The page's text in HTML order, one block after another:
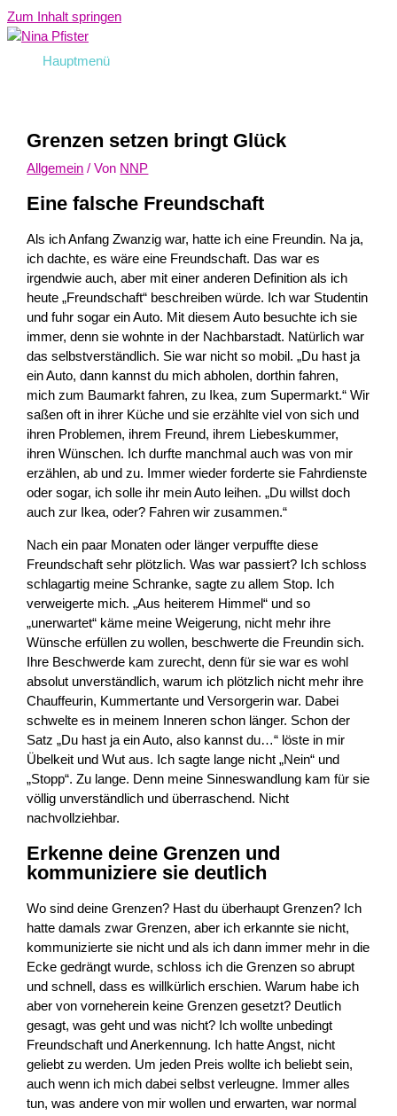
Zum Inhalt springen
Hauptmenü
Grenzen setzen bringt Glück
Allgemein / Von NNP
Eine falsche Freundschaft
Als ich Anfang Zwanzig war, hatte ich eine Freundin. Na ja,
ich dachte, es wäre eine Freundschaft. Das war es
irgendwie auch, aber mit einer anderen Definition als ich
heute „Freundschaft“ beschreiben würde. Ich war Studentin
und fuhr sogar ein Auto. Mit diesem Auto besuchte ich sie
immer, denn sie wohnte in der Nachbarstadt. Natürlich war
das selbstverständlich. Sie war nicht so mobil. „Du hast ja
ein Auto, dann kannst du mich abholen, dorthin fahren,
mich zum Baumarkt fahren, zu Ikea, zum Supermarkt.“ Wir
saßen oft in ihrer Küche und sie erzählte viel von sich und
ihren Problemen, ihrem Freund, ihrem Liebeskummer,
ihren Wünschen. Ich durfte manchmal auch was von mir
erzählen, ab und zu. Immer wieder forderte sie Fahrdienste
oder sogar, ich solle ihr mein Auto leihen. „Du willst doch
auch zur Ikea, oder? Fahren wir zusammen.“
Nach ein paar Monaten oder länger verpuffte diese
Freundschaft sehr plötzlich. Was war passiert? Ich schloss
schlagartig meine Schranke, sagte zu allem Stop. Ich
verweigerte mich. „Aus heiterem Himmel“ und so
„unerwartet“ käme meine Weigerung, nicht mehr ihre
Wünsche erfüllen zu wollen, beschwerte die Freundin sich.
Ihre Beschwerde kam zurecht, denn für sie war es wohl
absolut unverständlich, warum ich plötzlich nicht mehr ihre
Chauffeurin, Kummertante und Versorgerin war. Dabei
schwelte es in meinem Inneren schon länger. Schon der
Satz „Du hast ja ein Auto, also kannst du…“ löste in mir
Übelkeit und Wut aus. Ich sagte lange nicht „Nein“ und
„Stopp“. Zu lange. Denn meine Sinneswandlung kam für sie
völlig unverständlich und überraschend. Nicht
nachvollziehbar.
Erkenne deine Grenzen und
kommuniziere sie deutlich
Wo sind deine Grenzen? Hast du überhaupt Grenzen? Ich
hatte damals zwar Grenzen, aber ich erkannte sie nicht,
kommunizierte sie nicht und als ich dann immer mehr in die
Ecke gedrängt wurde, schloss ich die Grenzen so abrupt
und schnell, dass es willkürlich erschien. Warum habe ich
aber von vorneherein keine Grenzen gesetzt? Deutlich
gesagt, was geht und was nicht? Ich wollte unbedingt
Freundschaft und Anerkennung. Ich hatte Angst, nicht
geliebt zu werden. Um jeden Preis wollte ich beliebt sein,
auch wenn ich mich dabei selbst verleugne. Immer alles
tun, was andere von mir wollen und erwarten, war normal